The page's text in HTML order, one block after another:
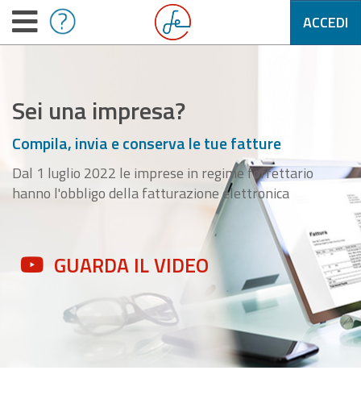
ACCEDI
Sei una impresa?
Compila, invia e conserva le tue fatture
Dal 1 luglio 2022 le imprese in regime forfettario
hanno l'obbligo della fatturazione elettronica
GUARDA IL VIDEO